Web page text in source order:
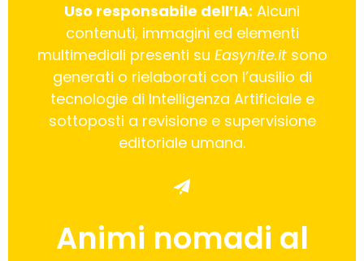
Uso responsabile dell’IA: Alcuni
contenuti, immagini ed elementi
multimediali presenti su Easynite.itsono
generati o rielaborati con l’ausilio di
tecnologie di Intelligenza Artificiale e
sottoposti a revisione e supervisione
editoriale umana.
Animi nomadi al